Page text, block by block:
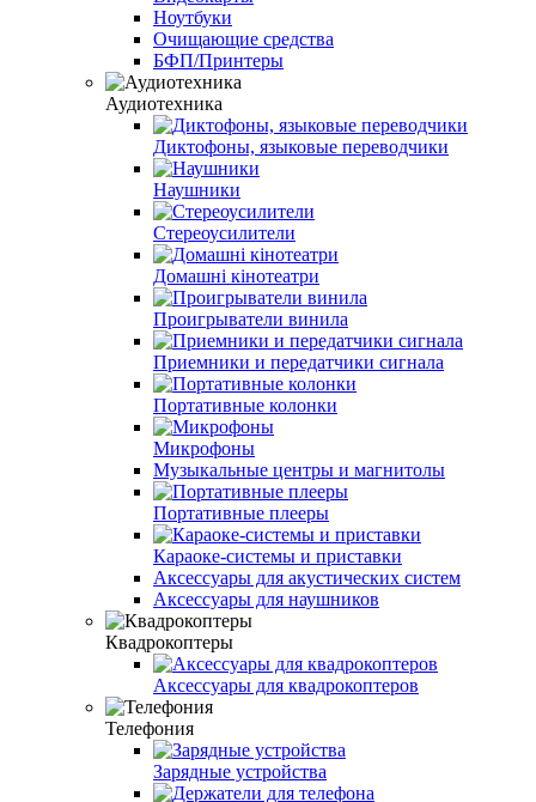
Ноутбуки
Очищающие средства
БФП/Принтеры
Аудиотехника
Диктофоны, языковые переводчики
Наушники
Стереоусилители
Домашні кінотеатри
Проигрыватели винила
Приемники и передатчики сигнала
Портативные колонки
Микрофоны
Музыкальные центры и магнитолы
Портативные плееры
Караоке-системы и приставки
Аксессуары для акустических систем
Аксессуары для наушников
Квадрокоптеры
Аксессуары для квадрокоптеров
Телефония
Зарядные устройства